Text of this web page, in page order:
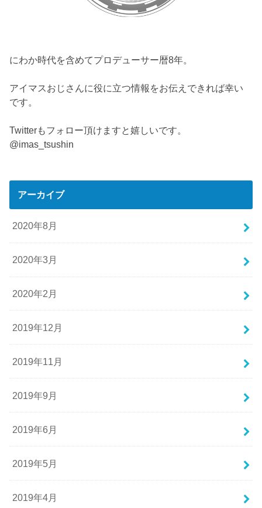
にわか時代を含めてプロデューサー暦8年。
アイマスおじさんに役に立つ情報をお伝えできれば幸い
です。
Twitterもフォロー頂けますと嬉しいです。
@imas_tsushin
アーカイブ
2020年8月
2020年3月
2020年2月
2019年12月
2019年11月
2019年9月
2019年6月
2019年5月
2019年4月